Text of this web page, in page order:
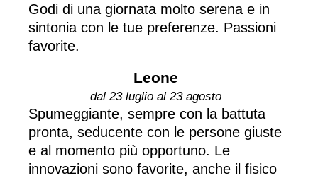
Godi di una giornata molto serena e in
sintonia con le tue preferenze. Passioni
favorite.
Leone
dal 23 luglio al 23 agosto
Spumeggiante, sempre con la battuta
pronta, seducente con le persone giuste
e al momento più opportuno. Le
innovazioni sono favorite, anche il fisico